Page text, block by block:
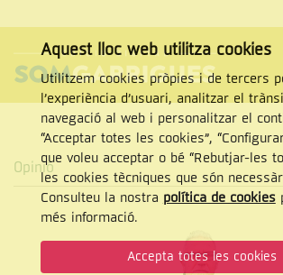
NAVEGACIÓ
Cercar
Opinió
Aquest lloc web utilitza cookies
Utilitzem cookies pròpies i de tercers
l’experiència d’usuari, analitzar el
navegació al web i personalitzar el
“Acceptar totes les cookies”,
que voleu acceptar o bé “Rebutjar-les
les cookies tècniques que són
Consulteu la nostra política de cookies
més informació.
Accepta totes les cookies